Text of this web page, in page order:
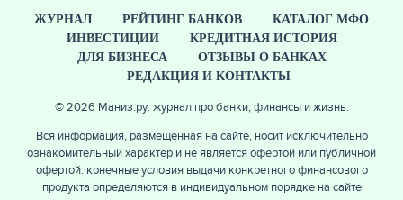
ЖУРНАЛ РЕЙТИНГ БАНКОВ
КАТАЛОГ МФО
ИНВЕСТИЦИИ
КРЕДИТНАЯ ИСТОРИЯ
ДЛЯ БИЗНЕСА
ОТЗЫВЫ О БАНКАХ
РЕДАКЦИЯ И КОНТАКТЫ
© 2026 Маниз.ру: журнал про банки, финансы и жизнь.
Вся информация, размещенная на сайте, носит исключительно
ознакомительный характер и не является офертой или публичной
офертой: конечные условия выдачи конкретного финансового
продукта определяются в индивидуальном порядке на сайте